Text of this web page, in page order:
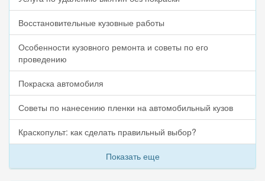
Восстановительные кузовные работы
Особенности кузовного ремонта и советы по его
проведению
Покраска автомобиля
Советы по нанесению пленки на автомобильный кузов
Краскопульт: как сделать правильный выбор?
Показать еще